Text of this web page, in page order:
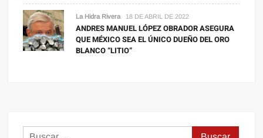
La Hidra Rivera 18 DE ABRIL DE 2022
ANDRES MANUEL LÓPEZ OBRADOR ASEGURA
QUE MÉXICO SEA EL ÚNICO DUEÑO DEL ORO
BLANCO “LITIO”
Buscar: